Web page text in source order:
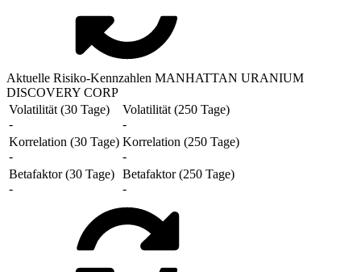
Aktuelle Risiko-Kennzahlen MANHATTAN URANIUM
DISCOVERY CORP
Volatilität (30 Tage)
-
Volatilität (250 Tage)
-
Korrelation (30 Tage)
-
Korrelation (250 Tage)
-
Betafaktor (30 Tage)
-
Betafaktor (250 Tage)
-